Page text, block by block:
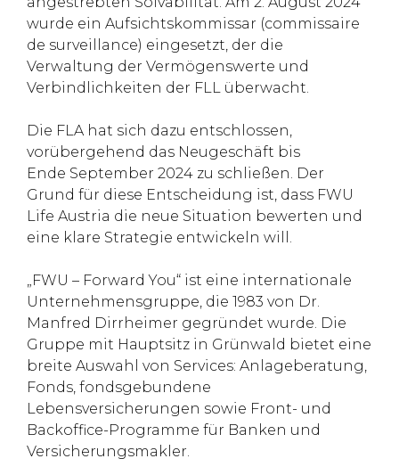
wurde ein Aufsichtskommissar (commissaire
de surveillance) eingesetzt, der die
Verwaltung der Vermögenswerte und
Verbindlichkeiten der FLL überwacht.
Die FLA hat sich dazu entschlossen,
vorübergehend das Neugeschäft bis
Ende September 2024 zu schließen. Der
Grund für diese Entscheidung ist, dass FWU
Life Austria die neue Situation bewerten und
eine klare Strategie entwickeln will.
„FWU – Forward You“ ist eine internationale
Unternehmensgruppe, die 1983 von Dr.
Manfred Dirrheimer gegründet wurde. Die
Gruppe mit Hauptsitz in Grünwald bietet eine
breite Auswahl von Services: Anlageberatung,
Fonds, fondsgebundene
Lebensversicherungen sowie Front- und
Backoffice-Programme für Banken und
Versicherungsmakler.